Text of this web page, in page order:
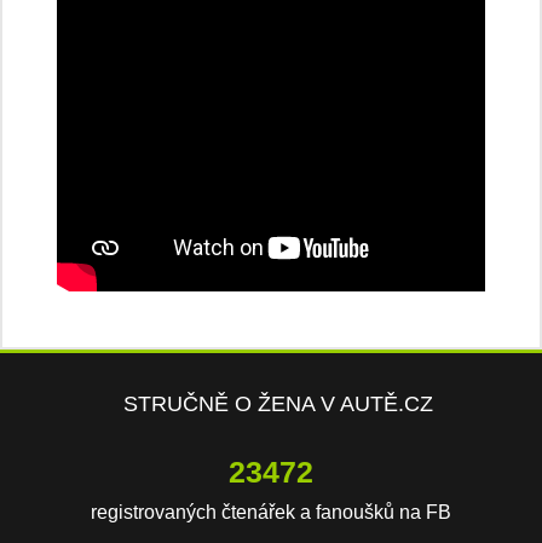
STRUČNĚ O ŽENA V AUTĚ.CZ
23472
registrovaných čtenářek a fanoušků na FB